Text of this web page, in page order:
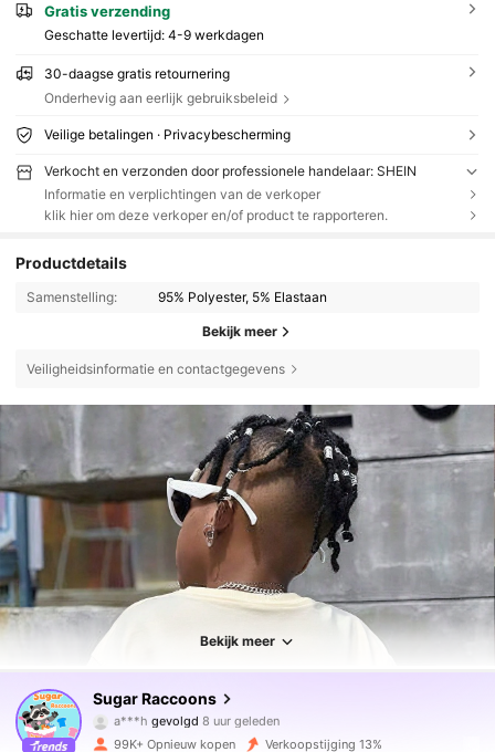
Gratis verzending
Geschatte levertijd: 4-9 werkdagen
30-daagse gratis retournering
Onderhevig aan eerlijk gebruiksbeleid
Veilige betalingen · Privacybescherming
Verkocht en verzonden door professionele handelaar: SHEIN
Informatie en verplichtingen van de verkoper
klik hier om deze verkoper en/of product te rapporteren.
Productdetails
Samenstelling: 95% Polyester, 5% Elastaan
Bekijk meer
Veiligheidsinformatie en contactgegevens
Bekijk meer
Sugar Raccoons
a***h gevolgd
m***i is aan het browsen
107K Volgers
99K+ Opnieuw kopen Verkoopstijging 13%